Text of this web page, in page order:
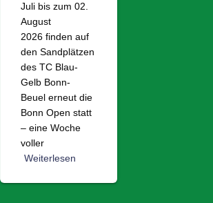
Juli bis zum 02.
August
2026 finden auf
den Sandplätzen
des TC Blau-
Gelb Bonn-
Beuel erneut die
Bonn Open statt
– eine Woche
voller
Weiterlesen